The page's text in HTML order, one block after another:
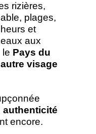
rizières,
plages,
et
aux
Pays du
autre visage
authenticité
encore.